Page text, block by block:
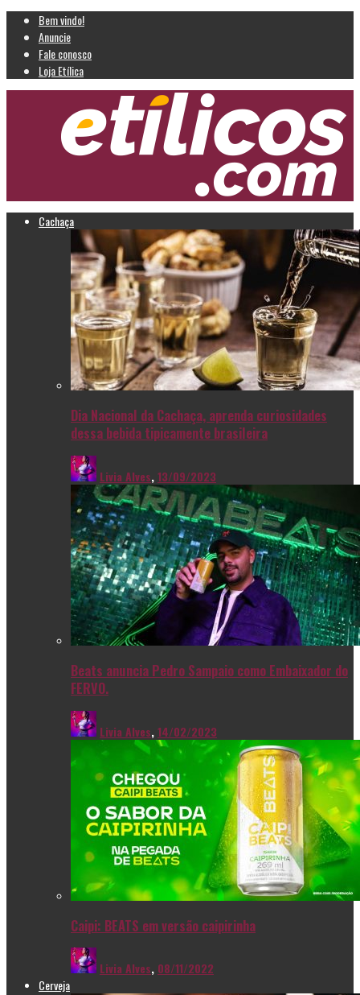
Bem vindo!
Anuncie
Fale conosco
Loja Etílica
Cachaça
Dia Nacional da Cachaça, aprenda curiosidades
dessa bebida tipicamente brasileira
Livia Alves,13/09/2023
Beats anuncia Pedro Sampaio como Embaixador do
FERVO.
Livia Alves,14/02/2023
Caipi: BEATS em versão caipirinha
Livia Alves, 08/11/2022
Cerveja